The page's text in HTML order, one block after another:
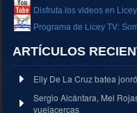
Disfruta los videos en
Programa de Licey TV:
ARTÍCULOS
Elly De La Cruz batea
Sergio Alcántara, Mel
vuelacercas